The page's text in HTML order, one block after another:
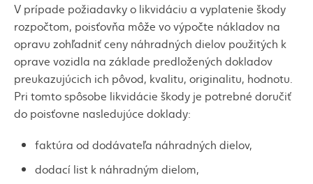
V prípade požiadavky o likvidáciu a vyplatenie škody
rozpočtom, poisťovňa môže vo výpočte nákladov na
opravu zohľadniť ceny náhradných dielov použitých k
oprave vozidla na základe predložených dokladov
preukazujúcich ich pôvod, kvalitu, originalitu, hodnotu.
Pri tomto spôsobe likvidácie škody je potrebné doručiť
do poisťovne nasledujúce doklady:
faktúra od dodávateľa náhradných dielov,
dodací list k náhradným dielom,